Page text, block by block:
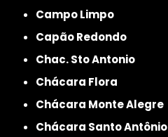
Campo Limpo
Capão Redondo
Chac. Sto Antonio
Chácara Flora
Chácara Monte Alegre
Chácara Santo Antônio